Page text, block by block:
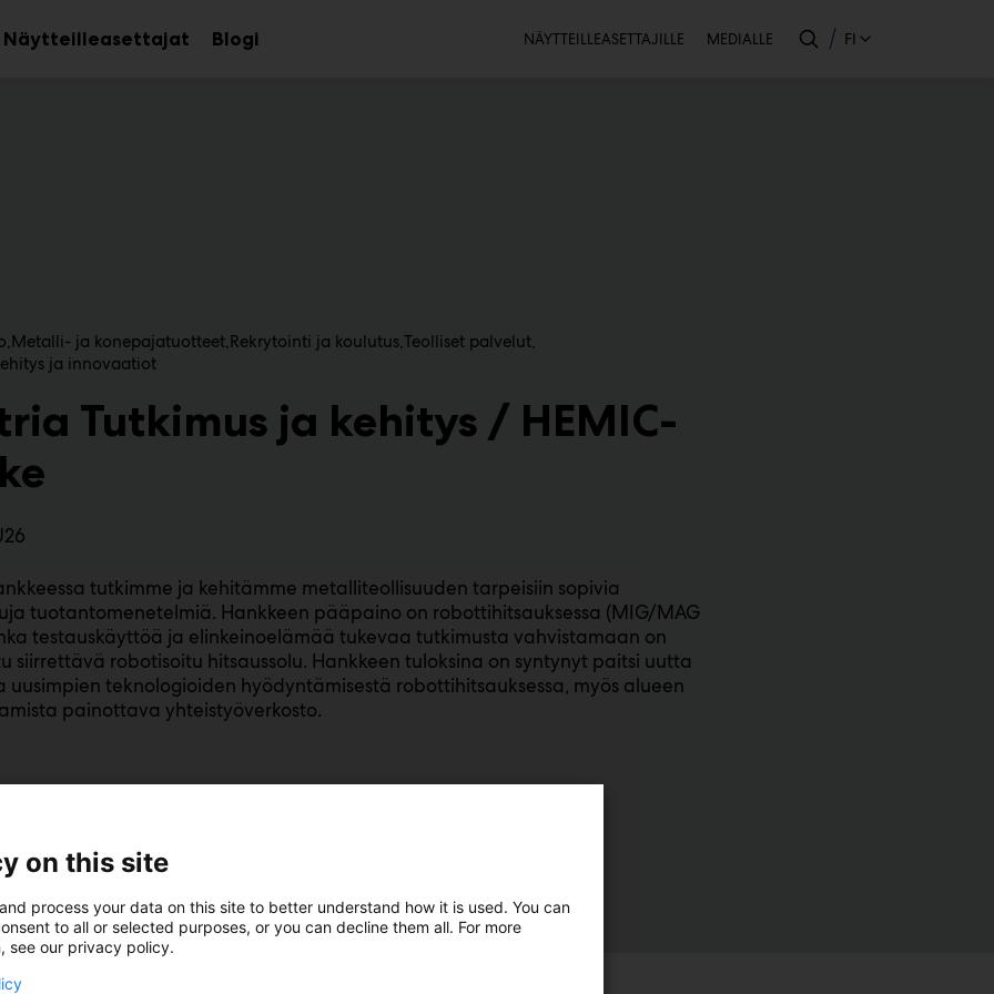
NäytteilleasettajatAvaaBlogi Toissijainen
NÄYTTEILLEASETTAJILLE MEDIALLE FI
Metalli- ja konepajatuotteet Rekrytointi ja koulutus Teolliset palvelut
ja innovaatiot
Tutkimus ja kehitys / HEMIC-
tutkimme ja kehitämme metalliteollisuuden tarpeisiin sopivia
tuotantomenetelmiä. Hankkeen pääpaino on robottihitsauksessa (MIG/MAG
testauskäyttöä ja elinkeinoelämää tukevaa tutkimusta vahvistamaan on
siirrettävä robotisoitu hitsaussolu. Hankkeen tuloksina on syntynyt paitsi uutta
uusimpien teknologioiden hyödyntämisestä robottihitsauksessa, myös alueen
painottava yhteistyöverkosto.
on this site
process your data on this site to better understand how it is used. You can
to all or selected purposes, or you can decline them all. For more
see our privacy policy.